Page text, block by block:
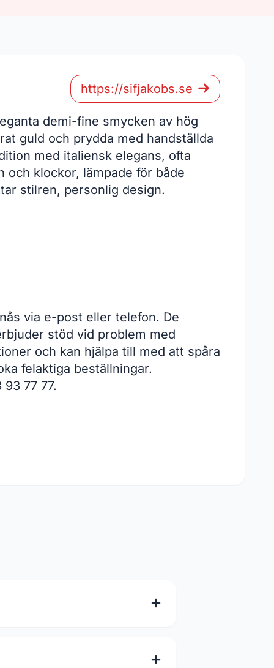
https://sifjakobs.se
demi-fine smycken av hög
guld och prydda med handställda
med italiensk elegans, ofta
och klockor, lämpade för både
stilren, personlig design.
via e-post eller telefon. De
stöd vid problem med
och kan hjälpa till med att spåra
felaktiga beställningar.
77 77.